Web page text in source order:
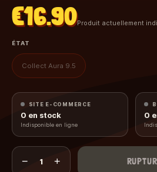
€16.90Produit actuellement
ÉTAT
Collect Aura 9.5
SITE E-COMMERCE
0 en stock
Indisponible en ligne
0
− 1 +